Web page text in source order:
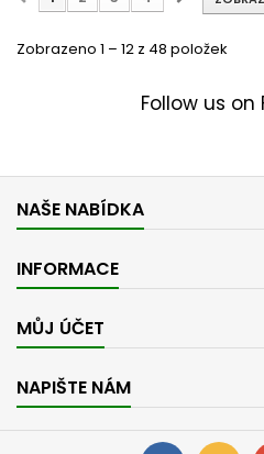
Zobrazeno 1 – 12 z 48 položek
Follow us on
NAŠE NABÍDKA
INFORMACE
MŮJ ÚČET
NAPIŠTE NÁM